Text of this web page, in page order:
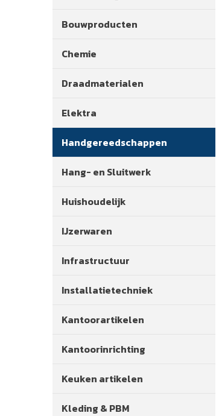
Bouwproducten
Chemie
Draadmaterialen
Elektra
Handgereedschappen
Hang- en Sluitwerk
Huishoudelijk
IJzerwaren
Infrastructuur
Installatietechniek
Kantoorartikelen
Kantoorinrichting
Keuken artikelen
Kleding & PBM